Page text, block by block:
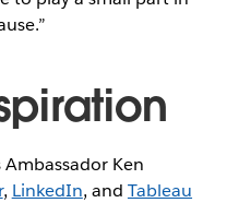
Ken
, LinkedIn, and Tableau